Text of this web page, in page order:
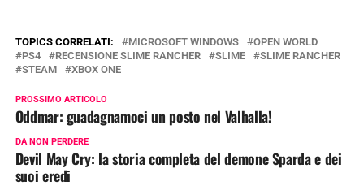
TOPICS CORRELATI: MICROSOFT WINDOWS
OPEN WORLD
PS4
RECENSIONE SLIME RANCHER SLIME
SLIME RANCHER
STEAM
XBOX ONE
PROSSIMO ARTICOLO
Oddmar: guadagnamoci un posto nel Valhalla!
DA NON PERDERE
Devil May Cry: la storia completa del demone Sparda e dei
suoi eredi